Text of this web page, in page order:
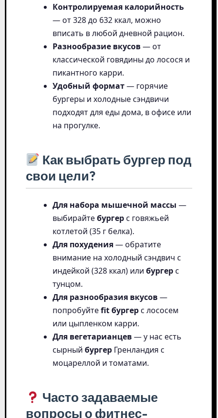
Контролируемая калорийность
— от 328 до 632 ккал, можно
вписать в любой дневной рацион.
Разнообразие вкусов— от
классической говядины до лосося и
пикантного карри.
Удобный формат— горячие
бургеры и холодные сэндвичи
подходят для еды дома, в офисе или
на прогулке.
Как выбрать бургер под
свои цели?
Для набора мышечной массы —
выбирайтебургерс говяжьей
котлетой (35 г белка).
Для похудения— обратите
внимание на холодный сэндвич с
индейкой (328 ккал) илибургерс
тунцом.
Для разнообразия вкусов—
попробуйтеfit бургерс лососем
или цыпленком карри.
Для вегетарианцев— у нас есть
сырныйбургер Гренландия с
моцареллой и томатами.
Часто задаваемые
вопросы о фитнес-